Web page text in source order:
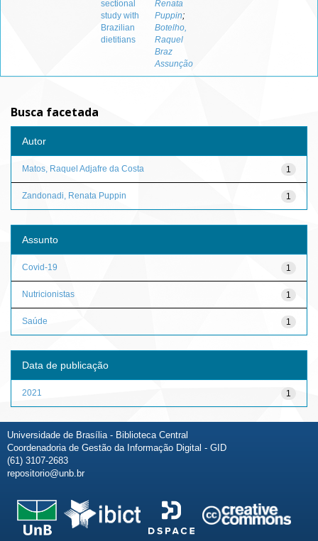
sectional
study with
Brazilian
dietitians
Renata
Puppin;
Botelho,
Raquel
Braz
Assunção
Busca facetada
Autor
1
Matos, Raquel Adjafre da Costa
1
Zandonadi, Renata Puppin
Assunto
1
Covid-19
1
Nutricionistas
1
Saúde
Data de publicação
1
2021
Universidade de Brasília - Biblioteca Central
Coordenadoria de Gestão da Informação Digital - GID
(61) 3107-2683
repositorio@unb.br